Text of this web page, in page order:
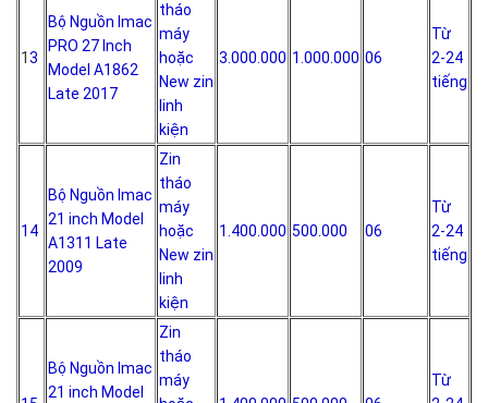
13
Bộ Nguồn Imac
PRO 27 Inch
Model A1862
Late 2017
tháo
máy
hoặc
New zin
linh
kiện
3.000.000 1.000.000 06
Từ
2-24
tiếng
14
Bộ Nguồn Imac
21 inch Model
A1311 Late
2009
Zin
tháo
máy
hoặc
New zin
linh
kiện
1.400.000 500.000 06
Từ
2-24
tiếng
Bộ Nguồn Imac
21 inch Model
Zin
tháo
máy
Từ